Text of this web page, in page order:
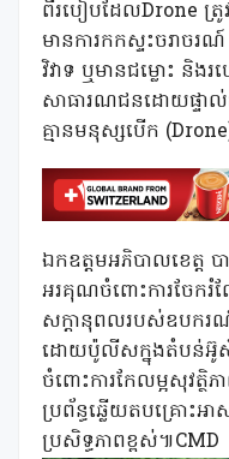
ពីរបៀបដែលDrone ត្រូ
មានការកកស្ទះចរាចរ
វិវាទ ឬមានជម្លោះ និ
សាធារណជនដោយផ្ទាល់
គ្មានមនុស្សបើក
ឯកឧត្តមអភិបាលខេត្ត
អរគុណចំពោះការចែក
សក្តានុពលរបស់ឧបករ
ដោយប៉ូលីសក្នុងតំបន់អ៊ូស៊ី
ចំពោះការកែលម្អសុវត្
ប្រព័ន្ធឆ្លើយតបគ្រោះអ
ប្រសិទ្ធភាពខ្ពស់៕CMD